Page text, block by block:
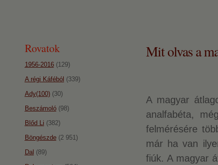
Mit olvas a
A magyar
analfabéta,
felmérésére
már ha van
fiúk. A magyar
Rovatok
1956-2016(129)
A régi Káféból (339)
Ady(100)(30)
Beszámoló(98)
Blőd Li (382)
Böngészde(2 951)
Dal (89)